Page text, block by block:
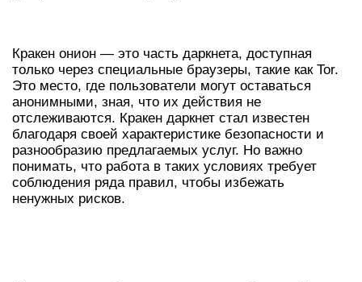
Кракен онион — это часть даркнета, доступная
только через специальные браузеры, такие как Tor.
Это место, где пользователи могут оставаться
анонимными, зная, что их действия не
отслеживаются. Кракен даркнет стал известен
благодаря своей характеристике безопасности и
разнообразию предлагаемых услуг. Но важно
понимать, что работа в таких условиях требует
соблюдения ряда правил, чтобы избежать
ненужных рисков.